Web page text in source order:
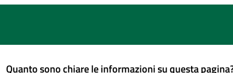
Quanto sono chiare le informazioni su questa